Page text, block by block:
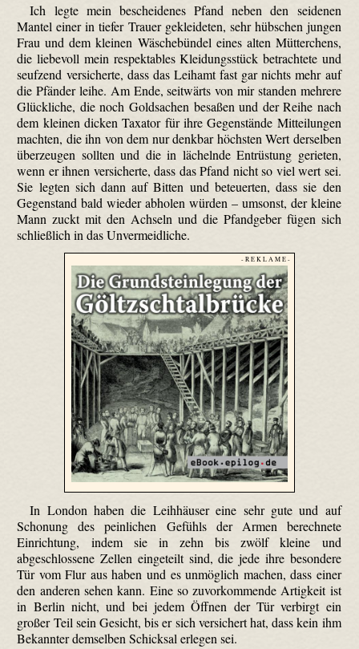
Ich legte mein bescheidenes Pfand neben den seidenen
Mantel einer in tiefer Trauer gekleideten, sehr hübschen jungen
Frau und dem kleinen Wäschebündel eines alten Mütterchens,
die liebevoll mein respektables Kleidungsstück betrachtete und
seufzend versicherte, dass das Leihamt fast gar nichts mehr auf
die Pfänder leihe. Am Ende, seitwärts von mir standen mehrere
Glückliche, die noch Goldsachen besaßen und der Reihe nach
dem kleinen dicken Taxator für ihre Gegenstände Mitteilungen
machten, die ihn von dem nur denkbar höchsten Wert derselben
überzeugen sollten und die in lächelnde Entrüstung gerieten,
wenn er ihnen versicherte, dass das Pfand nicht so viel wert sei.
Sie legten sich dann auf Bitten und beteuerten, dass sie den
Gegenstand bald wieder abholen würden – umsonst, der kleine
Mann zuckt mit den Achseln und die Pfandgeber fügen sich
schließlich in das Unvermeidliche.
- R E K L A M E -
In London haben die Leihhäuser eine sehr gute und auf
Schonung des peinlichen Gefühls der Armen berechnete
Einrichtung, indem sie in zehn bis zwölf kleine und
abgeschlossene Zellen eingeteilt sind, die jede ihre besondere
Tür vom Flur aus haben und es unmöglich machen, dass einer
den anderen sehen kann. Eine so zuvorkommende Artigkeit ist
in Berlin nicht, und bei jedem Öffnen der Tür verbirgt ein
großer Teil sein Gesicht, bis er sich versichert hat, dass kein ihm
Bekannter demselben Schicksal erlegen sei.